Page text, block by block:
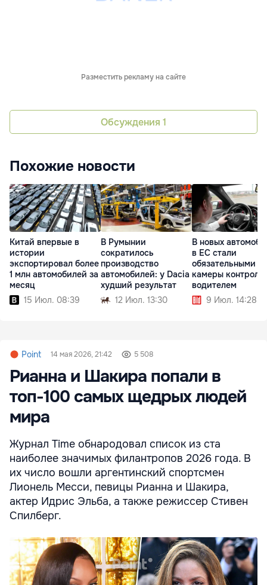
Разместить рекламу на сайте
Обсуждения 1
Похожие новости
Китай впервые в
истории
экспортировал более
1 млн автомобилей за
месяц
15 Июл. 08:39
В Румынии
сократилось
производство
автомобилей: у Dacia
худший результат
12 Июл. 13:30
В новых
в ЕС стали
обязательными
камеры контроля
водителем
9 Июл. 14:28
Point 14 мая 2026, 21:42 5 508
Рианна и Шакира попали в
топ-100 самых щедрых людей
мира
Журнал Time обнародовал список из ста
наиболее значимых филантропов 2026 года. В
их число вошли аргентинский спортсмен
Лионель Месси, певицы Рианна и Шакира,
актер Идрис Эльба, а также режиссер Стивен
Спилберг.